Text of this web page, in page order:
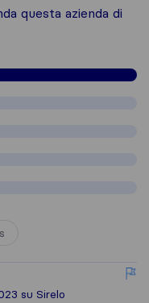
questa azienda di
su Sirelo